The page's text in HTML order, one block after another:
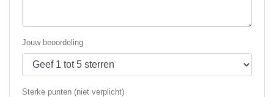
Jouw beoordeling
Sterke punten (niet verplicht)